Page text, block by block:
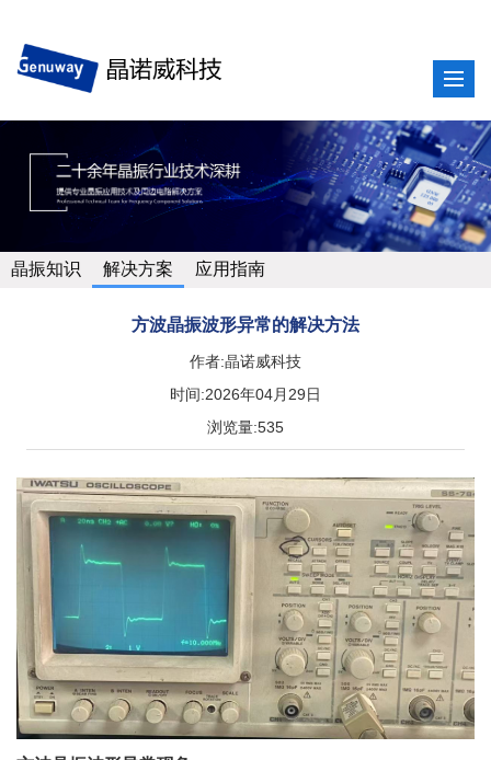
晶振知识 解决方案 应用指南
方波晶振波形异常的解决方法
作者:晶诺威科技
时间:2026年04月29日
浏览量:535